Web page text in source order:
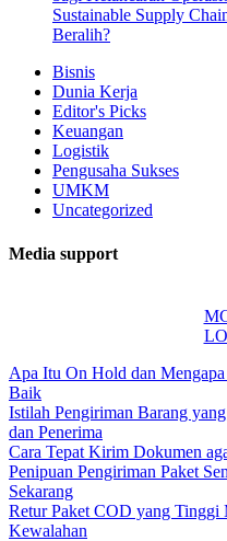
Sustainable Supply
Beralih?
Bisnis
Dunia Kerja
Editor's Picks
Keuangan
Logistik
Pengusaha Sukses
UMKM
Uncategorized
Media support
Apa Itu On Hold dan
Baik
Istilah Pengiriman Barang
dan Penerima
Cara Tepat Kirim Dokumen
Penipuan Pengiriman Paket
Sekarang
Retur Paket COD yang Tinggi
Kewalahan